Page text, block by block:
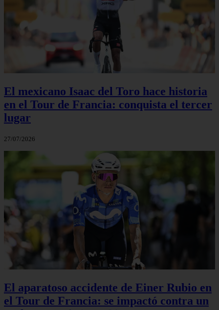
El mexicano Isaac del Toro hace historia
en el Tour de Francia: conquista el tercer
lugar
27/07/2026
El aparatoso accidente de Einer Rubio en
el Tour de Francia: se impactó contra un